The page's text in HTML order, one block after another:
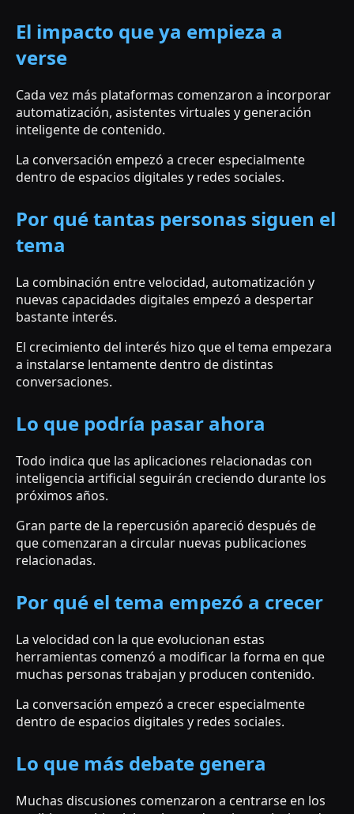
El impacto que ya empieza a
verse
Cada vez más plataformas comenzaron a incorporar
automatización, asistentes virtuales y generación
inteligente de contenido.
La conversación empezó a crecer especialmente
dentro de espacios digitales y redes sociales.
Por qué tantas personas siguen el
tema
La combinación entre velocidad, automatización y
nuevas capacidades digitales empezó a despertar
bastante interés.
El crecimiento del interés hizo que el tema empezara
a instalarse lentamente dentro de distintas
conversaciones.
Lo que podría pasar ahora
Todo indica que las aplicaciones relacionadas con
inteligencia artificial seguirán creciendo durante los
próximos años.
Gran parte de la repercusión apareció después de
que comenzaran a circular nuevas publicaciones
relacionadas.
Por qué el tema empezó a crecer
La velocidad con la que evolucionan estas
herramientas comenzó a modificar la forma en que
muchas personas trabajan y producen contenido.
La conversación empezó a crecer especialmente
dentro de espacios digitales y redes sociales.
Lo que más debate genera
Muchas discusiones comenzaron a centrarse en los